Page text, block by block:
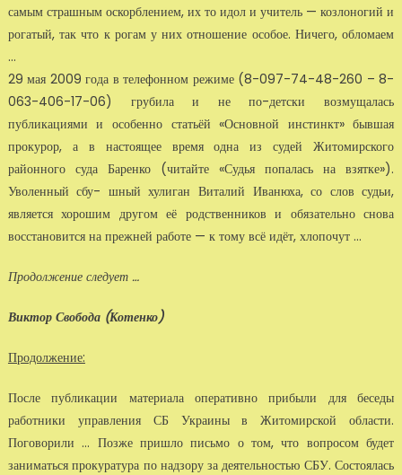
самым страшным ос­корблением, их то идол и учитель — козлоногий и
рогатый, так что к рогам у них отношение особое. Ничего, обломаем
…
29 мая 2009 года в телефонном режиме (8-097-74-48-260 – 8-
063-406-17-06) грубила и не по-детски возмущалась
публикациями и особенно статьёй «Основной инстинкт» бывшая
прокурор, а в настоящее время одна из судей Житомирского
районного суда Баренко (читайте «Судья попалась на взятке»).
Уволенный сбу- шный хулиган Виталий Иванюха, со слов судьи,
является хорошим другом её родственников и обязательно снова
восстановится на прежней работе — к тому всё идёт, хлопочут …
Продолжение следует …
Виктор Свобода (Котенко)
Продолжение:
После публикации материала оперативно прибыли для беседы
работники управления СБ Украины в Житомирской области.
Поговорили ... Позже пришло письмо о том, что вопро­сом будет
заниматься прокуратура по надзору за деятельностью СБУ. Состоялась